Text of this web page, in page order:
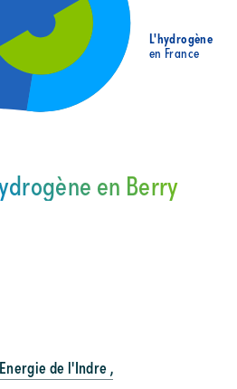
L'hydrogène
en France
en Berry
de l'Indre ,